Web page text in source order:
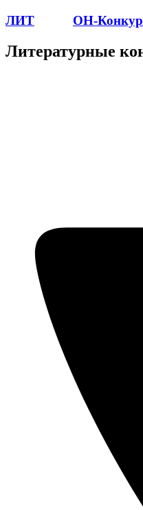
ЛИТ ОН-
Литературные